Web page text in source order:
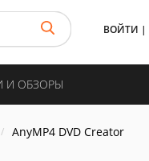
ВОЙТИ |
И ОБЗОРЫ
AnyMP4 DVD Creator